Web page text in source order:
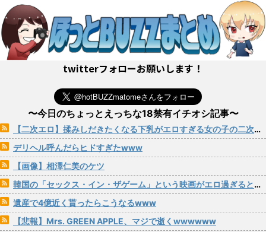
twitterフォローお願いします！
〜今日のちょっとえっちな18禁有イチオシ記事〜
【二次エロ】揉みしだきたくなる下乳がエロすぎる女の子の二次画像 その29
デリヘル呼んだらヒドすぎたwww
【画像】相澤仁美のケツ
韓国の「セックス・イン・ザゲーム」という映画がエロ過ぎると話題にｗｗｗ
遺産で4億近く貰ったらこうなるwww
【悲報】Mrs. GREEN APPLE、マジで逝くwwwwww